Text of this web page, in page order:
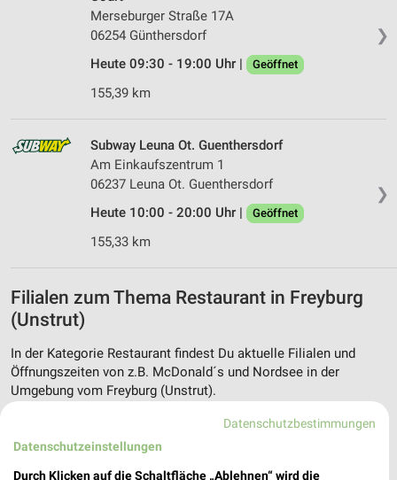
❯
Merseburger Straße 17A
06254 Günthersdorf
Heute 09:30 - 19:00 Uhr |
Geöffnet
155,39 km
❯
Subway Leuna Ot. Guenthersdorf
Am Einkaufszentrum 1
06237 Leuna Ot. Guenthersdorf
Heute 10:00 - 20:00 Uhr |
Geöffnet
155,33 km
Filialen zum Thema Restaurant in Freyburg
(Unstrut)
In der Kategorie Restaurant findest Du aktuelle Filialen und
Öffnungszeiten von z.B. McDonald´s und Nordsee in der
Umgebung vom Freyburg (Unstrut).
Aktuelle Prospekte für Freyburg (Unstrut) und
Umgebung
Datenschutzbestimmungen
Datenschutzeinstellungen
Durch Klicken auf die Schaltfläche „Ablehnen“ wird die